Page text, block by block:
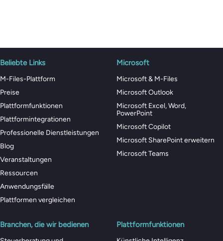
Beliebte Links
M-Files-Plattform
Preise
Plattformfunktionen
Plattformintegrationen
Professionelle Dienstleistungen
Blog
Veranstaltungen
Ressourcen
Anwendungsfälle
Plattformen vergleichen
Microsoft
Microsoft & M-Files
Microsoft Outlook
Microsoft Excel, Word,
PowerPoint
Microsoft Copilot
Microsoft SharePoint erweitern
Microsoft Teams
Branchen, die wir bedienen Plattformfunktionen